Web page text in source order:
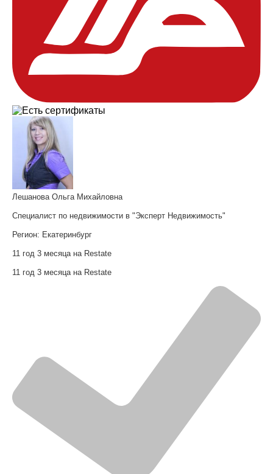
Лешанова Ольга Михайловна
Специалист по недвижимости в "Эксперт Недвижимость"
Регион: Екатеринбург
11 год 3 месяца на Restate
11 год 3 месяца на Restate